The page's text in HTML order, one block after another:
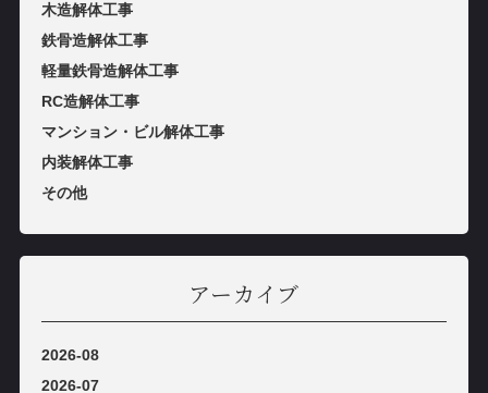
木造解体工事
鉄⾻造解体⼯事
軽量鉄⾻造解体⼯事
RC造解体⼯事
マンション・ビル解体⼯事
内装解体⼯事
その他
アーカイブ
2026-08
2026-07